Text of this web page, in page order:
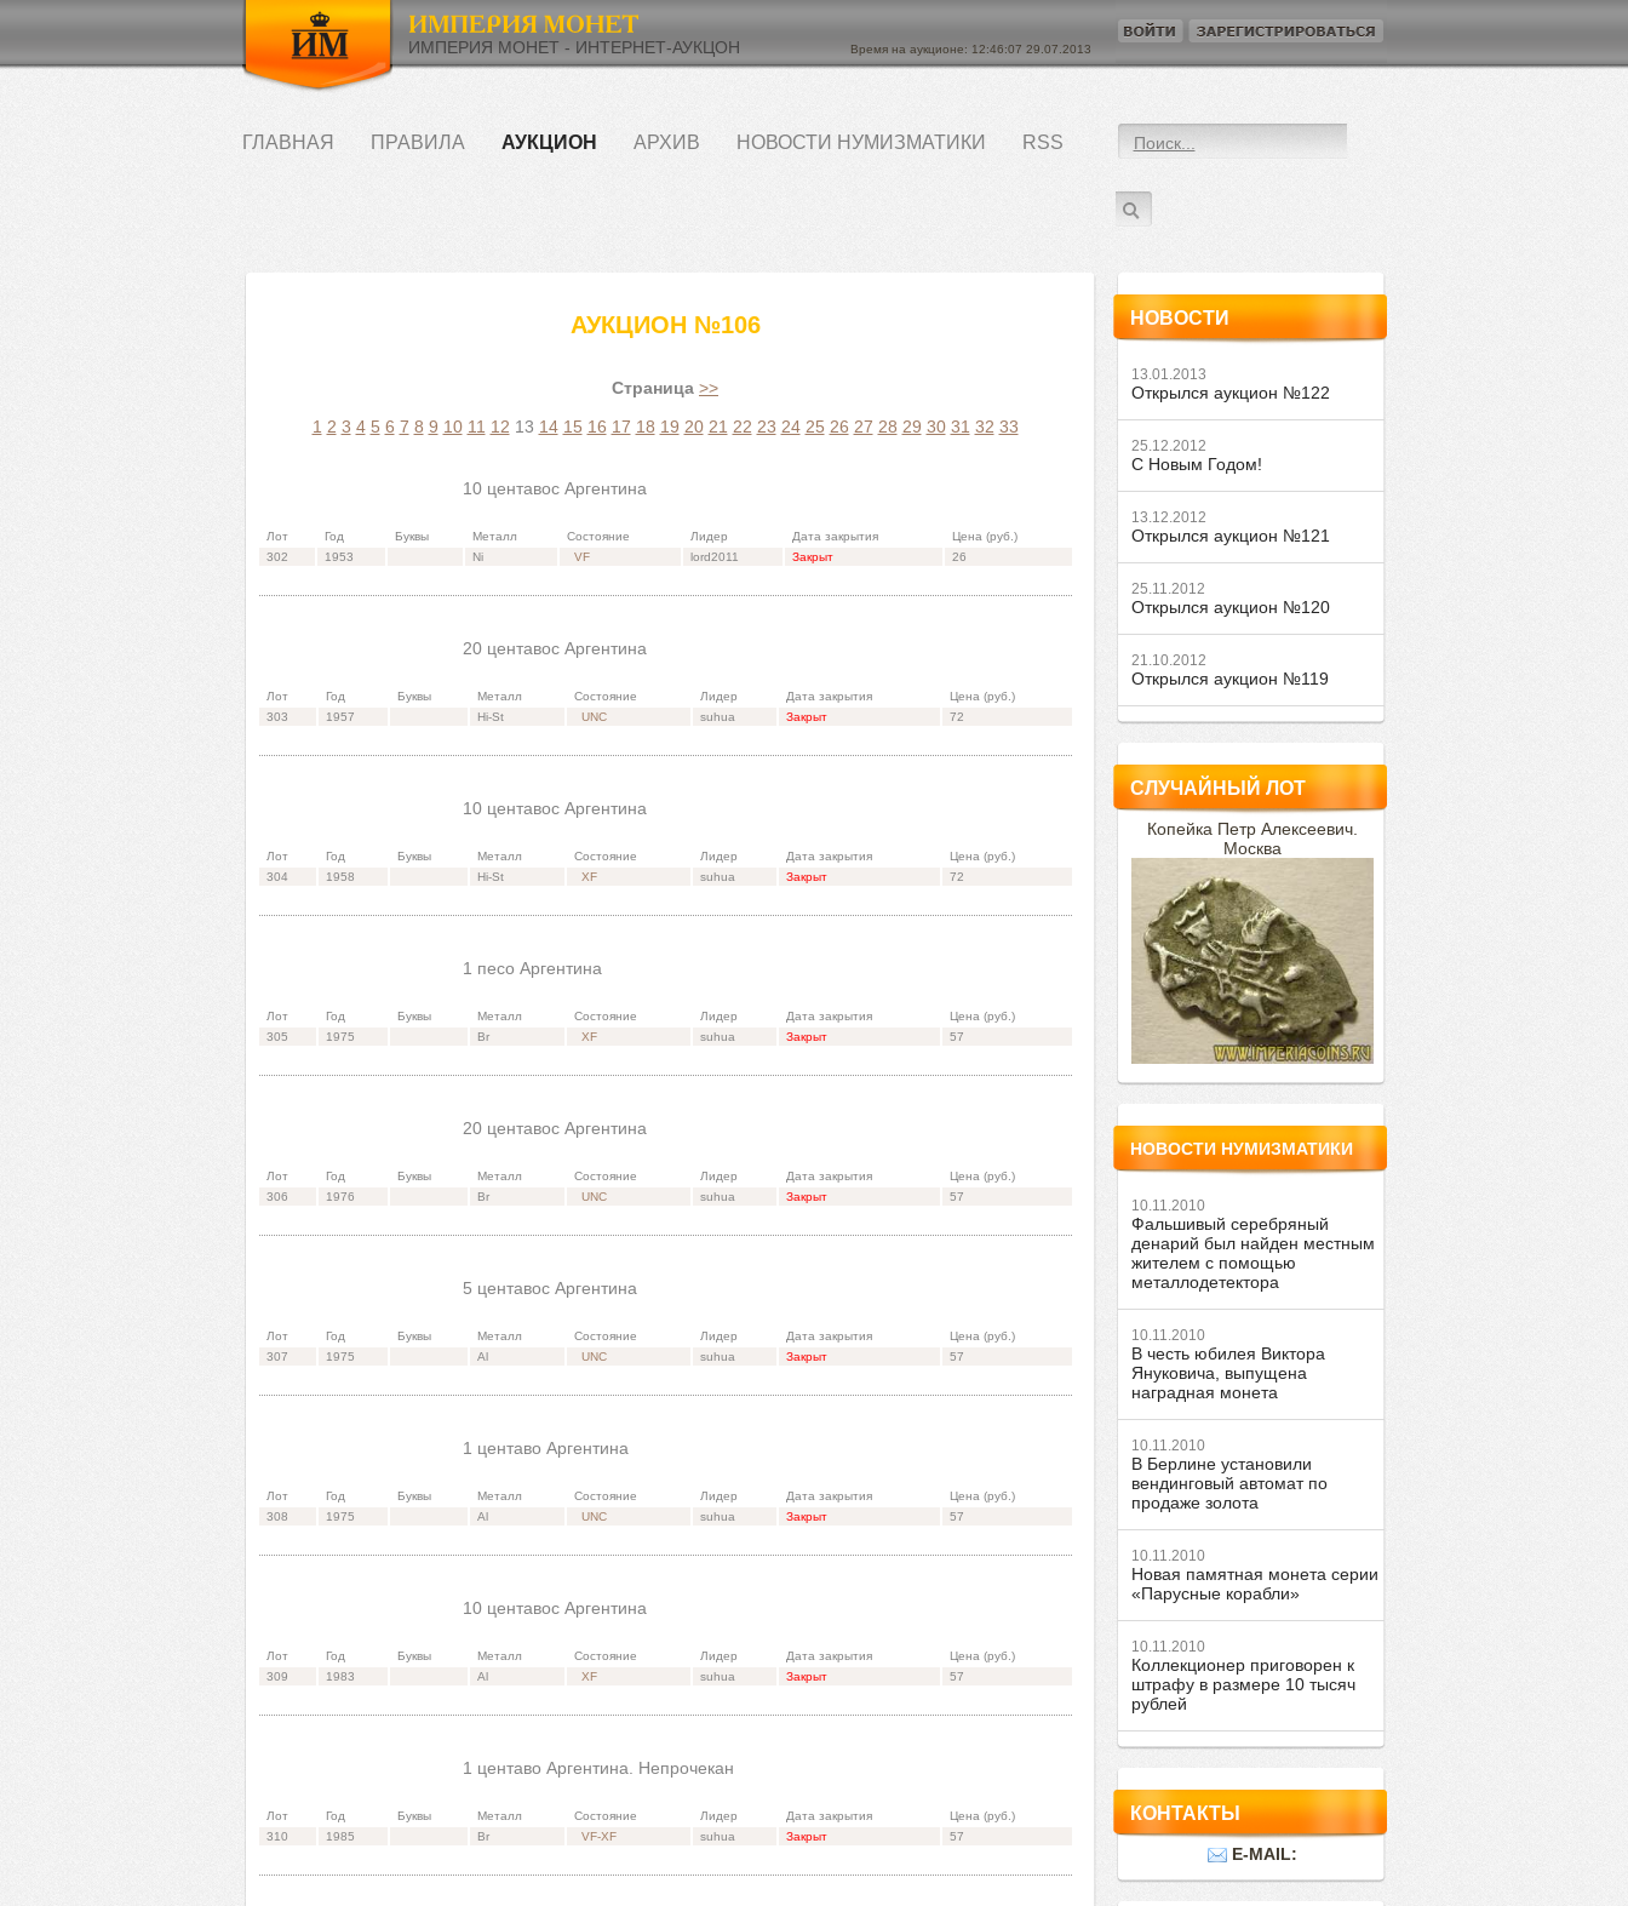
Время на аукционе: 12:46:08 29.07.2013
ИМПЕРИЯ МОНЕТ - ИНТЕРНЕТ-АУКЦОН
ГЛАВНАЯ ПРАВИЛА АУКЦИОН АРХИВ НОВОСТИ НУМИЗМАТИКИ RSS
АУКЦИОН №106
Страница >>
1 2 3 4 5 6 7 8 9 10 11 12 13 14 15 16 17 18 19 20 21 22 23 24 25 26 27 28 29 30 31 32 33
10 центавос Аргентина
Лот Год Буквы Металл Состояние Лидер Дата закрытия
Цена (руб.)
302
1953 Ni VF lord2011 Закрыт 26
20 центавос Аргентина
Лот Год Буквы Металл Состояние Лидер Дата закрытия
Цена (руб.)
303
1957 Hi-St UNC suhua Закрыт 72
10 центавос Аргентина
Лот Год Буквы Металл Состояние Лидер Дата закрытия
Цена (руб.)
304
1958 Hi-St XF suhua Закрыт 72
1 песо Аргентина
Лот Год Буквы Металл Состояние Лидер Дата закрытия
Цена (руб.)
305
1975 Br XF suhua Закрыт 57
20 центавос Аргентина
Лот Год Буквы Металл Состояние Лидер Дата закрытия
Цена (руб.)
306
1976 Br UNC suhua Закрыт 57
5 центавос Аргентина
Лот Год Буквы Металл Состояние Лидер Дата закрытия
Цена (руб.)
307
1975 Al UNC suhua Закрыт 57
1 центаво Аргентина
Лот Год Буквы Металл Состояние Лидер Дата закрытия
Цена (руб.)
308
1975 Al UNC suhua Закрыт 57
10 центавос Аргентина
Лот Год Буквы Металл Состояние Лидер Дата закрытия
Цена (руб.)
309
1983 Al XF suhua Закрыт 57
1 центаво Аргентина. Непрочекан
Лот Год Буквы Металл Состояние Лидер Дата закрытия
Цена (руб.)
310
1985 Br VF-XF suhua Закрыт 57
НОВОСТИ
13.01.2013
Открылся аукцион №122
25.12.2012
С Новым Годом!
13.12.2012
Открылся аукцион №121
25.11.2012
Открылся аукцион №120
21.10.2012
Открылся аукцион №119
СЛУЧАЙНЫЙ ЛОТ
Копейка Петр Алексеевич.
Москва
НОВОСТИ НУМИЗМАТИКИ
10.11.2010
Фальшивый серебряный
денарий был найден местным
жителем с помощью
металлодетектора
10.11.2010
В честь юбилея Виктора
Януковича, выпущена
наградная монета
10.11.2010
В Берлине установили
вендинговый автомат по
продаже золота
10.11.2010
Новая памятная монета серии
«Парусные корабли»
10.11.2010
Коллекционер приговорен к
штрафу в размере 10 тысяч
рублей
КОНТАКТЫ
E-MAIL: